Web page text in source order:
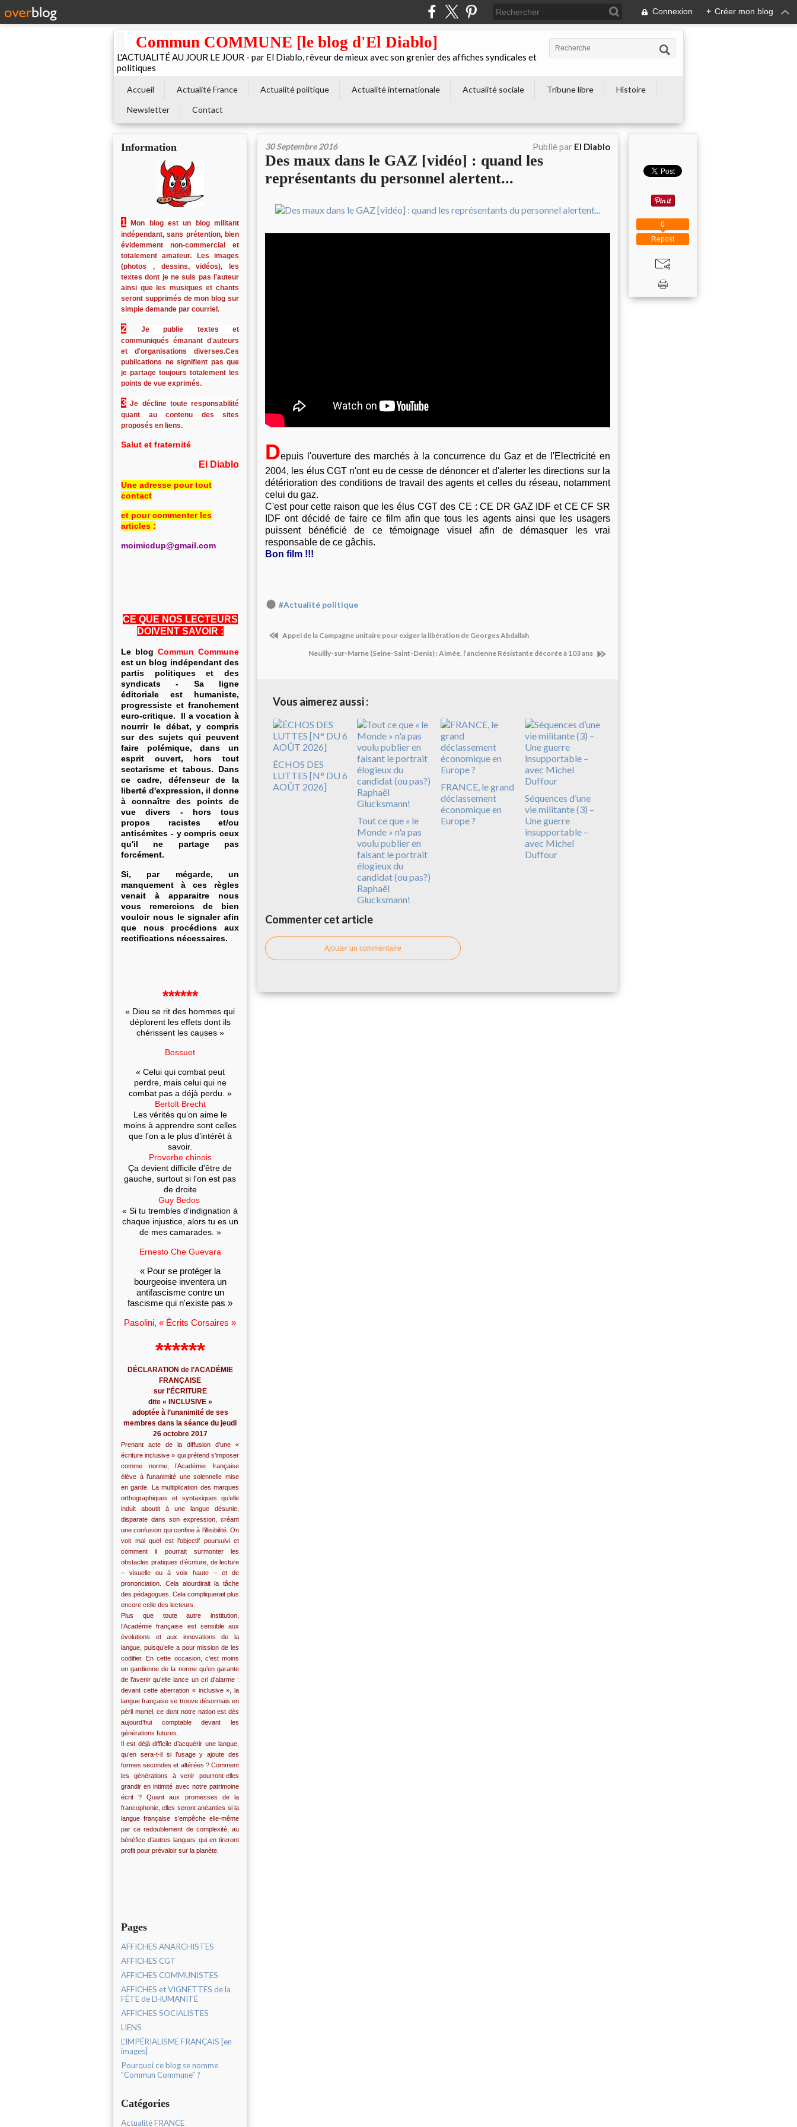
Connexion + Créer mon blog
Commun COMMUNE [le blog d'El Diablo]
L'ACTUALITÉ AU JOUR LE JOUR - par El Diablo, rêveur de mieux avec son grenier des affiches syndicales et
politiques
Accueil Actualité France Actualité politique Actualité internationale Actualité sociale Tribune libre
Histoire
Newsletter
Contact
Information
1
Mon blog est un blog militant
indépendant, sans prétention, bien
évidemment non-commercial et
totalement amateur. Les images
(photos , dessins, vidéos), les
textes dont je ne suis pas l'auteur
ainsi que les musiques et chants
seront supprimés de mon blog sur
simple demande par courriel.
2
Je publie textes et
communiqués émanant d'auteurs
et d'organisations diverses.Ces
publications ne signifient pas que
je partage toujours totalement les
points de vue exprimés.
3 Je décline toute responsabilité
quant au contenu des sites
proposés en liens.
Salut et fraternité
El Diablo
Une adresse pour tout
contact
et pour commenter les
articles :
moimicdup@gmail.com
CE QUE NOS LECTEURS
DOIVENT SAVOIR :
Le blog Commun Commune
est un blog indépendant des
partis politiques et des
syndicats - Sa ligne
éditoriale est humaniste,
progressiste et franchement
euro-critique. Il a vocation à
nourrir le débat, y compris
sur des sujets qui peuvent
faire polémique, dans un
esprit ouvert, hors tout
sectarisme et tabous. Dans
ce cadre, défenseur de la
liberté d'expression, il donne
à connaître des points de
vue divers - hors tous
propos racistes et/ou
antisémites - y compris ceux
qu'il ne partage pas
forcément.
Si, par mégarde, un
manquement à ces règles
venait à apparaitre nous
vous remercions de bien
vouloir nous le signaler afin
que nous procédions aux
rectifications nécessaires.
******
« Dieu se rit des hommes qui
déplorent les effets dont ils
chérissent les causes »
Bossuet
« Celui qui combat peut
perdre, mais celui qui ne
combat pas a déjà perdu. »
Bertolt Brecht
Les vérités qu’on aime le
moins à apprendre sont celles
que l’on a le plus d’intérêt à
savoir.
Proverbe chinois
Ça devient difficile d'être de
gauche, surtout si l'on est pas
de droite
Guy Bedos
« Si tu trembles d'indignation à
chaque injustice, alors tu es un
de mes camarades. »
Ernesto Che Guevara
« Pour se protéger la
bourgeoise inventera un
antifascisme contre un
fascisme qui n'existe pas »
Pasolini, « Écrits Corsaires »
******
DÉCLARATION de l’ACADÉMIE
FRANÇAISE
sur l'ÉCRITURE
dite « INCLUSIVE »
adoptée à l’unanimité de ses
membres dans la séance du jeudi
26 octobre 2017
Prenant acte de la diffusion d’une «
écriture inclusive » qui prétend s’imposer
comme norme, l’Académie française
élève à l’unanimité une solennelle mise
en garde. La multiplication des marques
orthographiques et syntaxiques qu’elle
induit aboutit à une langue désunie,
disparate dans son expression, créant
une confusion qui confine à l’illisibilité. On
voit mal quel est l’objectif poursuivi et
comment il pourrait surmonter les
obstacles pratiques d’écriture, de lecture
– visuelle ou à voix haute – et de
prononciation. Cela alourdirait la tâche
des pédagogues. Cela compliquerait plus
encore celle des lecteurs.
Plus que toute autre institution,
l’Académie française est sensible aux
évolutions et aux innovations de la
langue, puisqu’elle a pour mission de les
codifier. En cette occasion, c’est moins
en gardienne de la norme qu’en garante
de l’avenir qu’elle lance un cri d’alarme :
devant cette aberration « inclusive », la
langue française se trouve désormais en
péril mortel, ce dont notre nation est dès
aujourd’hui comptable devant les
générations futures.
Il est déjà difficile d’acquérir une langue,
qu’en sera-t-il si l’usage y ajoute des
formes secondes et altérées ? Comment
les générations à venir pourront-elles
grandir en intimité avec notre patrimoine
écrit ? Quant aux promesses de la
francophonie, elles seront anéanties si la
langue française s’empêche elle-même
par ce redoublement de complexité, au
bénéfice d’autres langues qui en tireront
profit pour prévaloir sur la planète.
Pages
AFFICHES ANARCHISTES
AFFICHES CGT
AFFICHES COMMUNISTES
AFFICHES et VIGNETTES de la
FÊTE de L'HUMANITÉ
AFFICHES SOCIALISTES
LIENS
L'IMPÉRIALISME FRANÇAIS [en
images]
Pourquoi ce blog se nomme
"Commun Commune" ?
Catégories
Actualité FRANCE
30 Septembre 2016 Publié par El Diablo
Des maux dans le GAZ [vidéo] : quand les
représentants du personnel alertent...
Depuis l'ouverture des marchés à la concurrence du Gaz et de l'Electricité en
2004, les élus CGT n'ont eu de cesse de dénoncer et d'alerter les directions sur la
détérioration des conditions de travail des agents et celles du réseau, notamment
celui du gaz.
C'est pour cette raison que les élus CGT des CE : CE DR GAZ IDF et CE CF SR
IDF ont décidé de faire ce film afin que tous les agents ainsi que les usagers
puissent bénéficié de ce témoignage visuel afin de démasquer les vrai
responsable de ce gâchis.
Bon film !!!
#Actualité politique
Appel de la Campagne unitaire pour exiger la libération de Georges Abdallah
Neuilly-sur-Marne (Seine-Saint-Denis) : Aimée, l’ancienne Résistante décorée à 103 ans
Vous aimerez aussi :
ÉCHOS DES
LUTTES [N° DU 6
AOÛT 2026]
Tout ce que « le
Monde » n'a pas
voulu publier en
faisant le portrait
élogieux du
candidat (ou pas?)
Raphaël
Glucksmann!
FRANCE, le grand
déclassement
économique en
Europe ?
Séquences d’une
vie militante (3) –
Une guerre
insupportable –
avec Michel
Duffour
Commenter cet article
Ajouter un commentaire
Repost
0